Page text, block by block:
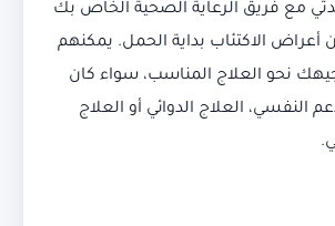
مع فريق الرعاية الصحية الخاص بك
أعراض الاكتئاب بداية الحمل. يمكنهم
نحو العلاج المناسب، سواء كان
النفسي، العلاج الدوائي أو العلاج